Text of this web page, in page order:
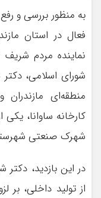
به منظور بررسی و
فعال در استان
نماینده مردم
شورای اسلامی،
منطقه‌ای
کارخانه ساوانا،
شهرک صنعتی
در این بازدید،
از تولید داخلی، بر